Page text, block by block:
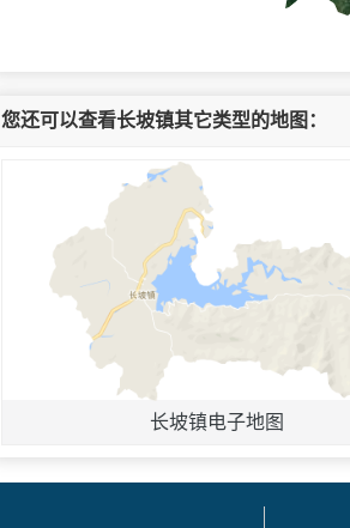
您还可以查看长坡镇其它类型的地图：
长坡镇电子地图